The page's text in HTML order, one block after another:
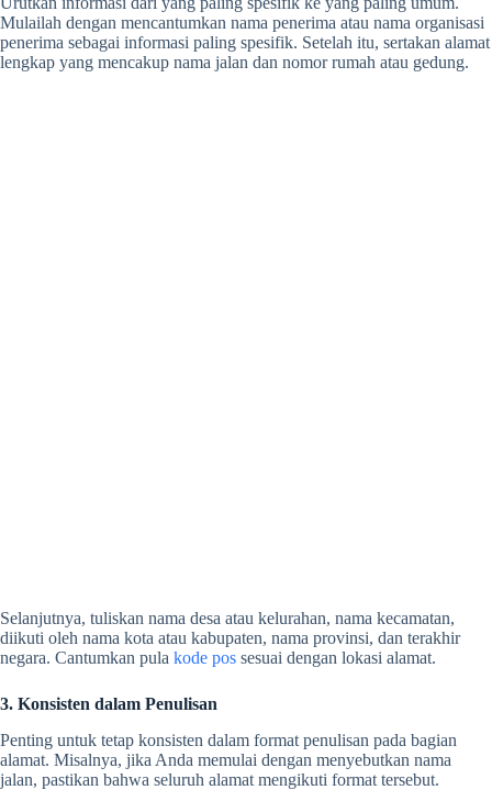
Mulailah dengan mencantumkan nama penerima atau nama organisasi
penerima sebagai informasi paling spesifik. Setelah itu, sertakan alamat
lengkap yang mencakup nama jalan dan nomor rumah atau gedung.
Selanjutnya, tuliskan nama desa atau kelurahan, nama kecamatan,
diikuti oleh nama kota atau kabupaten, nama provinsi, dan terakhir
negara. Cantumkan pula kode pos sesuai dengan lokasi alamat.
3. Konsisten dalam Penulisan
Penting untuk tetap konsisten dalam format penulisan pada bagian
alamat. Misalnya, jika Anda memulai dengan menyebutkan nama
jalan, pastikan bahwa seluruh alamat mengikuti format tersebut.